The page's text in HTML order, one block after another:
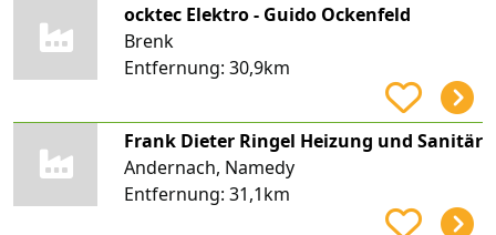
ocktec Elektro - Guido Ockenfeld
Brenk
Entfernung: 30,9km
Frank Dieter Ringel Heizung und Sanitär
Andernach, Namedy
Entfernung: 31,1km